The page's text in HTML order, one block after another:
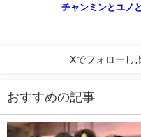
チャンミンとユノ
Xでフォローし
おすすめの記事